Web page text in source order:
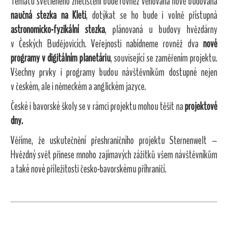
naučná stezka na Kleti, dotýkat se ho bude i volně přístupná
astronomicko-fyzikální stezka, plánovaná u budovy hvězdárny
v Českých Budějovicích. Veřejnosti nabídneme rovněž dva nové
programy v digitálním planetáriu, související se zaměřením projektu.
Všechny prvky i programy budou návštěvníkům dostupné nejen
v českém, ale i německém a anglickém jazyce.
České i bavorské školy se v rámci projektu mohou těšit naprojektové
dny.
Věříme, že uskutečnění přeshraničního projektu Sternenwelt –
Hvězdný svět přinese mnoho zajímavých zážitků všem návštěvníkům
a také nové příležitosti česko-bavorskému příhraničí.